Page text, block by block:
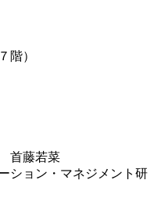
階）
首藤若菜
ション・マネジメント研